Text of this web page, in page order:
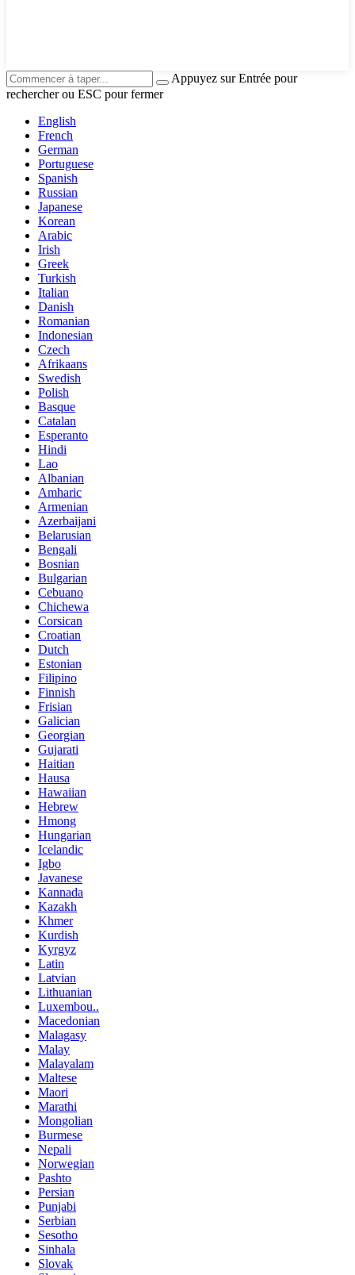
Appuyez sur Entrée pour
rechercher ou ESC pour fermer
English
French
German
Portuguese
Spanish
Russian
Japanese
Korean
Arabic
Irish
Greek
Turkish
Italian
Danish
Romanian
Indonesian
Czech
Afrikaans
Swedish
Polish
Basque
Catalan
Esperanto
Hindi
Lao
Albanian
Amharic
Armenian
Azerbaijani
Belarusian
Bengali
Bosnian
Bulgarian
Cebuano
Chichewa
Corsican
Croatian
Dutch
Estonian
Filipino
Finnish
Frisian
Galician
Georgian
Gujarati
Haitian
Hausa
Hawaiian
Hebrew
Hmong
Hungarian
Icelandic
Igbo
Javanese
Kannada
Kazakh
Khmer
Kurdish
Kyrgyz
Latin
Latvian
Lithuanian
Luxembou..
Macedonian
Malagasy
Malay
Malayalam
Maltese
Maori
Marathi
Mongolian
Burmese
Nepali
Norwegian
Pashto
Persian
Punjabi
Serbian
Sesotho
Sinhala
Slovak